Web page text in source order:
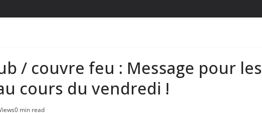
/ couvre feu : Message pour les
cours du vendredi !
0 min read